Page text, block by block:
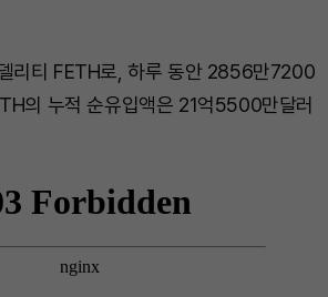
리티 FETH로, 하루 동안 2856만7200
의 누적 순유입액은 21억5500만달러